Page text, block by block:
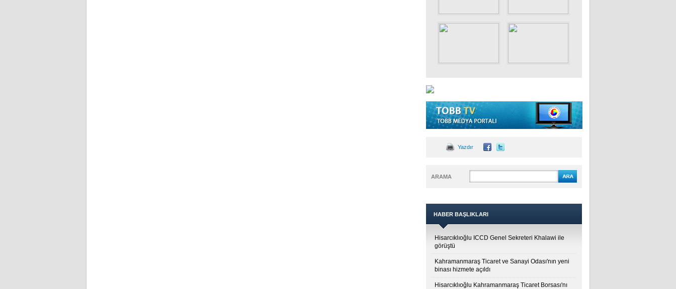
Yazdır
ARAMA
HABER BAŞLIKLARI
Hisarcıklıoğlu ICCD Genel Sekreteri Khalawi ile
görüştü
Kahramanmaraş Ticaret ve Sanayi Odası'nın yeni
binası hizmete açıldı
Hisarcıklıoğlu Kahramanmaraş Ticaret Borsası'nı